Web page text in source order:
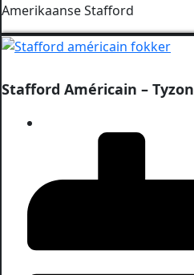
Amerikaanse Stafford
Stafford Américain – Tyzon